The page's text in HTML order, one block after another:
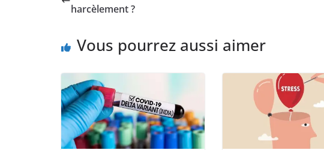
harcèlement ?
Vous pourrez aussi aimer